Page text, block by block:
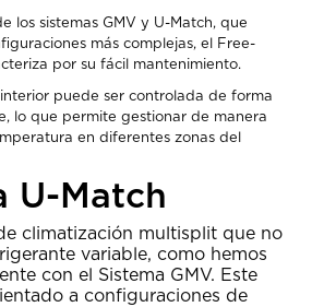
los sistemas GMV y U-Match, que
más complejas, el Free-
por su fácil mantenimiento.
puede ser controlada de forma
lo que permite gestionar de manera
en diferentes zonas del
U-Match
climatización multisplit que no
variable, como hemos
con el Sistema GMV. Este
a configuraciones de